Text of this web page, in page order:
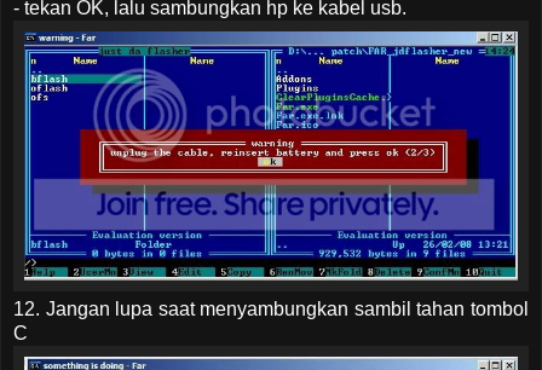
- tekan OK, lalu sambungkan hp ke kabel usb.
12. Jangan lupa saat menyambungkan sambil tahan tombol
C